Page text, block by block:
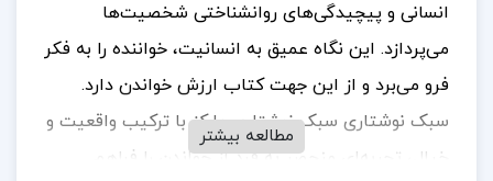
انسانی و پیچیدگی‌های روانشناختی شخصیت‌ها
می‌پردازد. این نگاه عمیق به انسانیت، خواننده را به فکر
فرو می‌برد و از این جهت کتاب ارزش خواندن دارد.
سبک نوشتاری سبک نوشتاری مارکز با ترکیب واقعیت و
خیال، تجربه‌ای منحصر به فرد از خواندن را فراهم
مطالعه بیشتر